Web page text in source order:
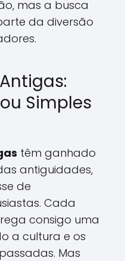
mas a busca
da diversão
Simples
têm ganhado
antiguidades,
de
Cada
consigo uma
a cultura e os
Mas